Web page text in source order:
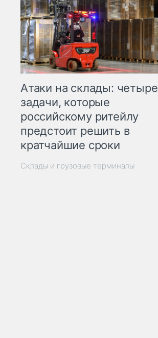
Атаки на склады: четыре
задачи, которые
российскому ритейлу
предстоит решить в
кратчайшие сроки
Склады и грузовые терминалы